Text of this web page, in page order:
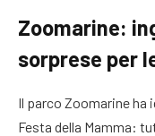
Zoomarine:
sorprese per
Il parco Zoomarine ha
Festa della Mamma: